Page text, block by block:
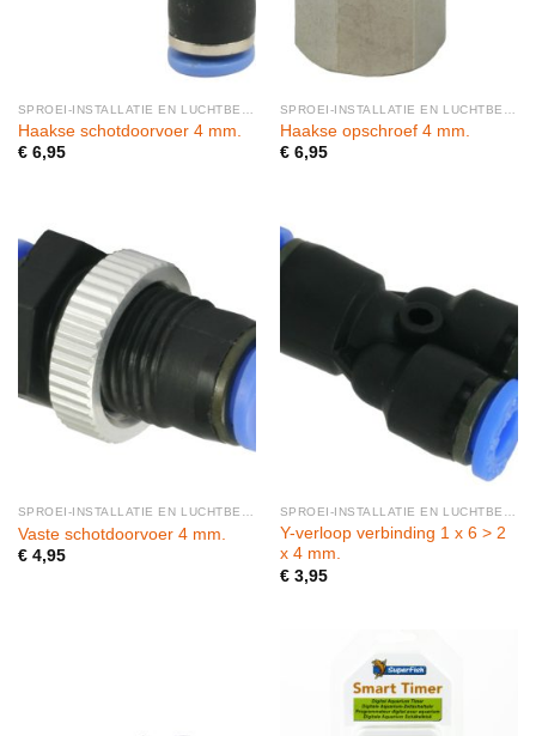
Haakse schotdoorvoer 4 mm.
€6,95
Haakse opschroef 4 mm.
€6,95
SPROEI-INSTALLATIE EN LUCHTBEVOCHTIGERS
Vaste schotdoorvoer 4 mm.
€4,95
SPROEI-INSTALLATIE EN LUCHTBEVOCHTIGERS
Y-verloop verbinding 1 x 6 > 2
x 4 mm.
€3,95